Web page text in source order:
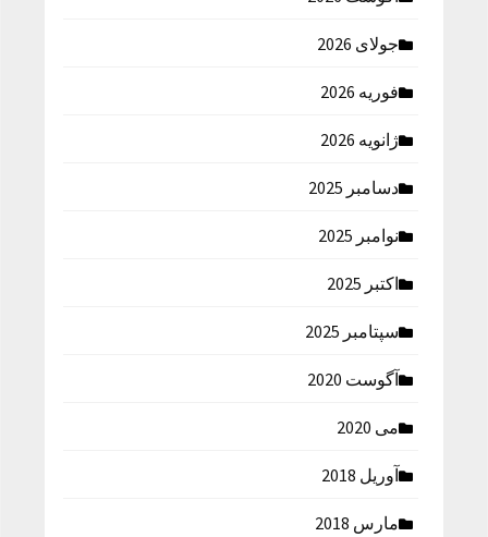
جولای 2026
فوریه 2026
ژانویه 2026
دسامبر 2025
نوامبر 2025
اکتبر 2025
سپتامبر 2025
آگوست 2020
می 2020
آوریل 2018
مارس 2018